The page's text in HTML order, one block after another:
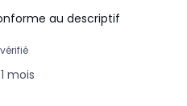
au descriptif
mois